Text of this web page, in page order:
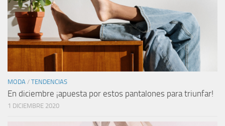
MODA / TENDENCIAS
En diciembre ¡apuesta por estos pantalones para triunfar!
1 DICIEMBRE 2020